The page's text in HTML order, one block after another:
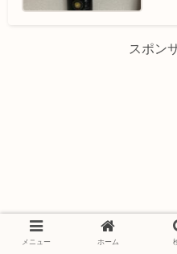
スポン
メニュー ホーム